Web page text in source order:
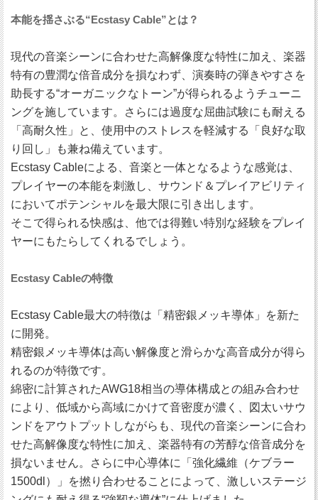
本能を揺さぶる“Ecstasy Cable”とは？
現代の音楽シーンに合わせた高解像度な特性に加え、楽器
特有の豊潤な倍音成分を損なわず、演奏時の弾きやすさを
助長する“オーガニックなトーン”が得られるようチューニ
ングを施しています。さらには過度な屈曲試験にも耐える
「高耐久性」と、使用中のストレスを軽減する「良好な取
り回し」も兼ね備えています。
Ecstasy Cableによる、音楽と一体となるような感覚は、
プレイヤーの本能を刺激し、サウンド＆プレイアビリティ
においてポテンシャルを最大限に引き出します。
そこで得られる快感は、他では得難い特別な経験をプレイ
ヤーにもたらしてくれるでしょう。
Ecstasy Cableの特徴
Ecstasy Cable最大の特徴は「精密銀メッキ導体」を新た
に開発。
精密銀メッキ導体は高い解像度と滑らかな高音成分が得ら
れるのが特徴です。
綿密に計算されたAWG18相当の導体構成との組み合わせ
により、低域から高域にかけて音密度が濃く、図太いサウ
ンドをアウトプットしながらも、現代の音楽シーンに合わ
せた高解像度な特性に加え、楽器特有の芳醇な倍音成分を
損ないません。さらに中心導体に「強化繊維（ケブラー
1500dl）」を撚り合わせることによって、激しいステージ